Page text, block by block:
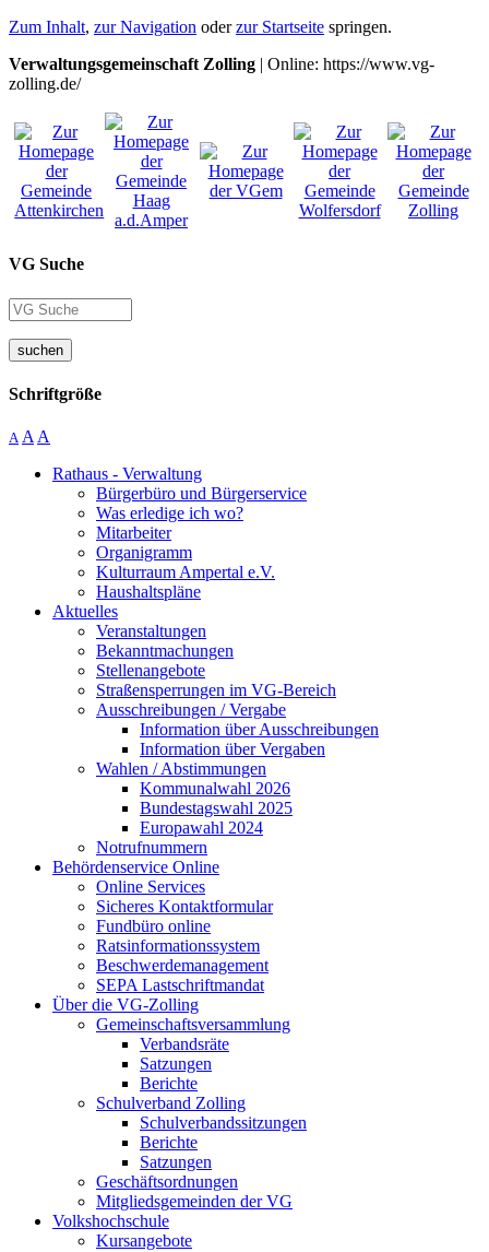
Zum Inhalt, zur Navigation oderzur Startseite springen.
Verwaltungsgemeinschaft Zolling | Online: https://www.vg-
zolling.de/
VG Suche
suchen
Schriftgröße
A A A
Rathaus - Verwaltung
Bürgerbüro und Bürgerservice
Was erledige ich wo?
Mitarbeiter
Organigramm
Kulturraum Ampertal e.V.
Haushaltspläne
Aktuelles
Veranstaltungen
Bekanntmachungen
Stellenangebote
Straßensperrungen im VG-Bereich
Ausschreibungen / Vergabe
Information über Ausschreibungen
Information über Vergaben
Wahlen / Abstimmungen
Kommunalwahl 2026
Bundestagswahl 2025
Europawahl 2024
Notrufnummern
Behördenservice Online
Online Services
Sicheres Kontaktformular
Fundbüro online
Ratsinformationssystem
Beschwerdemanagement
SEPA Lastschriftmandat
Über die VG-Zolling
Gemeinschaftsversammlung
Verbandsräte
Satzungen
Berichte
Schulverband Zolling
Schulverbandssitzungen
Berichte
Satzungen
Geschäftsordnungen
Mitgliedsgemeinden der VG
Volkshochschule
Kursangebote